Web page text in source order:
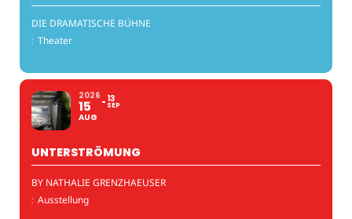
DIE DRAMATISCHE BÜHNE
: Theater
2026
15
AUG
13
SEP
UNTERSTRÖMUNG
BY NATHALIE GRENZHAEUSER
: Ausstellung